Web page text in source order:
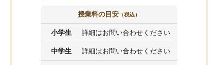
授業料の目安 （税込）
小学生 詳細はお問い合わせください
中学生 詳細はお問い合わせください